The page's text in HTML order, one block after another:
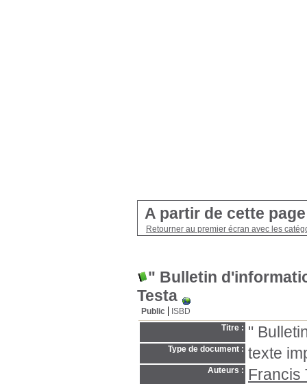
A partir de cette
Retourner au premier écran avec les
" Bulletin
Testa
Public
ISBD
Titre : "
Type de document : texte
Auteurs : Francis